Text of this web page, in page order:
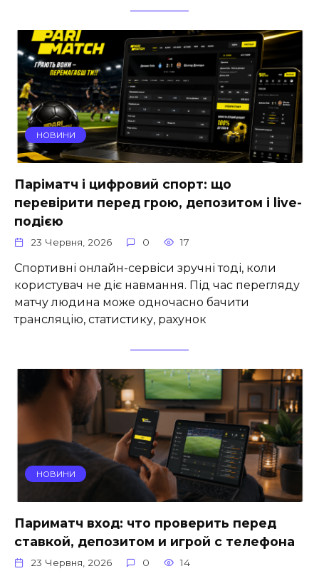
НОВИНИ
Паріматч і цифровий спорт: що
перевірити перед грою, депозитом і live-
подією
23 Червня, 2026 0 17
Спортивні онлайн-сервіси зручні тоді, коли
користувач не діє навмання. Під час перегляду
матчу людина може одночасно бачити
трансляцію, статистику, рахунок
НОВИНИ
Париматч вход: что проверить перед
ставкой, депозитом и игрой с телефона
23 Червня, 2026 0 14